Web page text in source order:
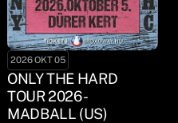
2026 OKT 05
ONLY THE HARD
TOUR 2026 -
MADBALL (US)